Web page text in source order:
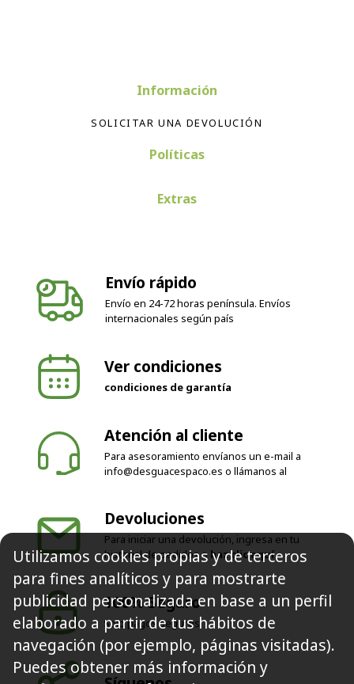
Información
SOLICITAR UNA DEVOLUCIÓN
Políticas
Extras
Envío rápido
Envío en 24-72 horas península. Envíos
internacionales según país
Ver condiciones
condiciones de garantía
Atención al cliente
Para asesoramiento envíanos un e-mail a
info@desguacespaco.es o llámanos al
Devoluciones
Para iniciar una devolución, ingresa en tu
historial de pedidos o haz clic aquí
100% Seguro
Solo pagos seguros
Utilizamos cookies propias y de terceros
para fines analíticos y para mostrarte
publicidad personalizada en base a un perfil
elaborado a partir de tus hábitos de
navegación (por ejemplo, páginas visitadas).
Puedes obtener más información y